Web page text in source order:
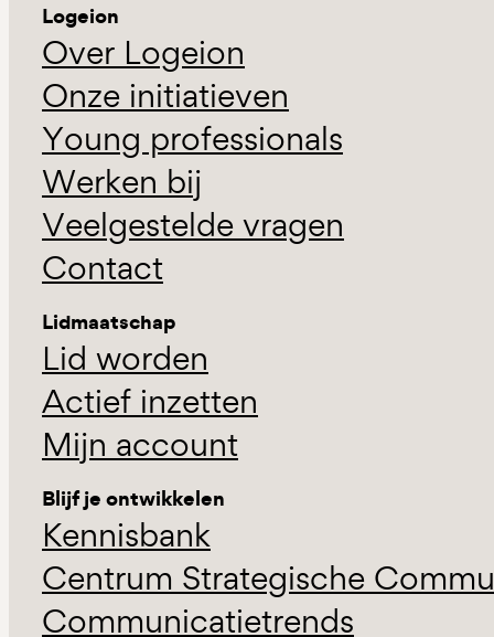
Logeion
Over Logeion
Onze initiatieven
Young professionals
Werken bij
Veelgestelde vragen
Contact
Lidmaatschap
Lid worden
Actief inzetten
Mijn account
Blijf je ontwikkelen
Kennisbank
Centrum Strategische
Communicatietrends